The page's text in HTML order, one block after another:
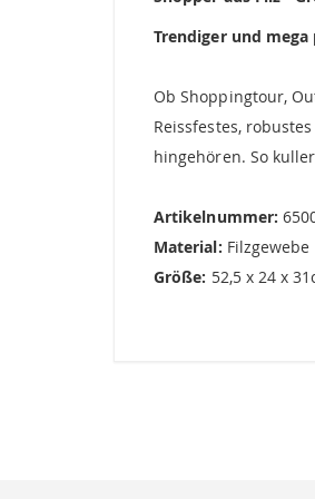
Trendiger und
Ob Shoppingtour,
Reissfestes,
hingehören. So
Artikelnummer:
Material: Filzgewebe
Größe: 52,5 x 24 x